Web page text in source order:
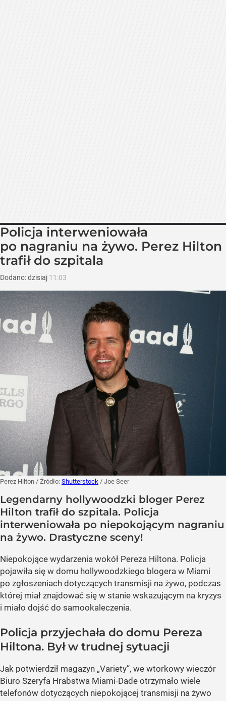
Policja interweniowała
po nagraniu na żywo. Perez Hilton
trafił do szpitala
Dodano:dzisiaj 11:03
Perez Hilton / Źródło: Shutterstock / Joe Seer
Legendarny hollywoodzki bloger Perez
Hilton trafił do szpitala. Policja
interweniowała po niepokojącym nagraniu
na żywo. Drastyczne sceny!
Niepokojące wydarzenia wokół Pereza Hiltona. Policja
pojawiła się w domu hollywoodzkiego blogera w Miami
po zgłoszeniach dotyczących transmisji na żywo, podczas
której miał znajdować się w stanie wskazującym na kryzys
i miało dojść do samookaleczenia.
Policja przyjechała do domu Pereza
Hiltona. Był w trudnej sytuacji
Jak potwierdził magazyn „Variety”, we wtorkowy wieczór
Biuro Szeryfa Hrabstwa Miami-Dade otrzymało wiele
telefonów dotyczących niepokojącej transmisji na żywo